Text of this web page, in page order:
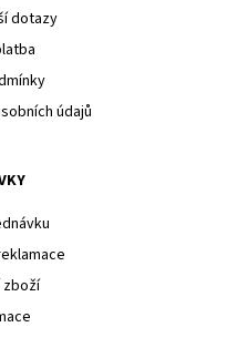
dotazy
údajů
zboží